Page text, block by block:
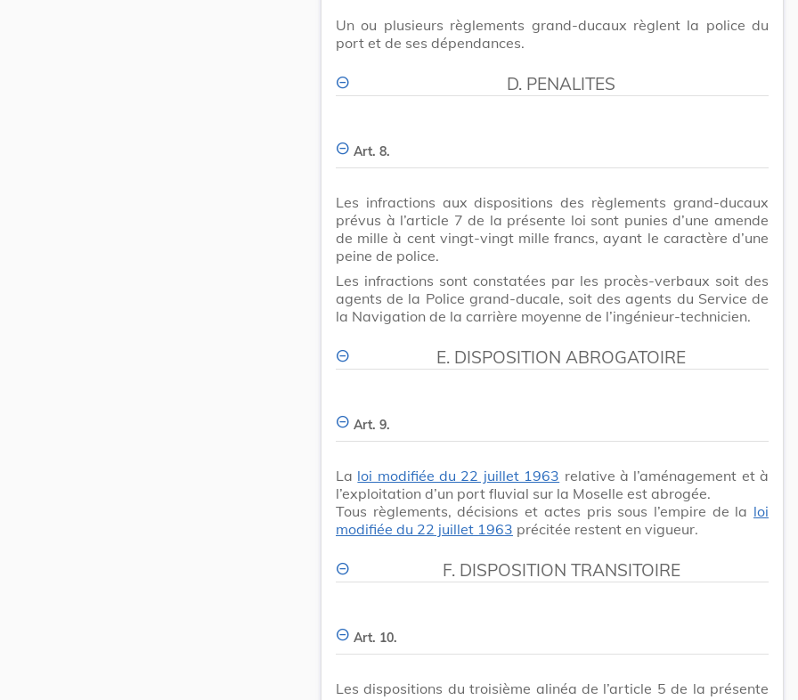
Un ou plusieurs règlements grand-ducaux règlent la police du
port et de ses dépendances.
D. PENALITES
Art. 8.
Les infractions aux dispositions des règlements grand-ducaux
prévus à l’article 7 de la présente loi sont punies d’une amende
de mille à cent vingt-vingt mille francs, ayant le caractère d’une
peine de police.
Les infractions sont constatées par les procès-verbaux soit des
agents de la Police grand-ducale, soit des agents du Service de
la Navigation de la carrière moyenne de l’ingénieur-technicien.
E. DISPOSITION ABROGATOIRE
Art. 9.
La loi modifiée du 22 juillet 1963 relative à l’aménagement et à
l’exploitation d’un port fluvial sur la Moselle est abrogée.
Tous règlements, décisions et actes pris sous l’empire de la loi
modifiée du 22 juillet 1963 précitée restent en vigueur.
F. DISPOSITION TRANSITOIRE
Art. 10.
Les dispositions du troisième alinéa de l’article 5 de la présente